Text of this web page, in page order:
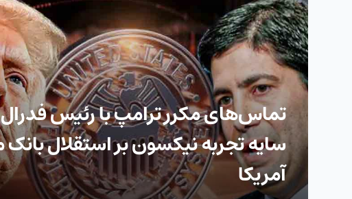
تماس‌های مکرر ترامپ با رئیس فدرال
سایه تجربه نیکسون بر استقلال
آمریکا